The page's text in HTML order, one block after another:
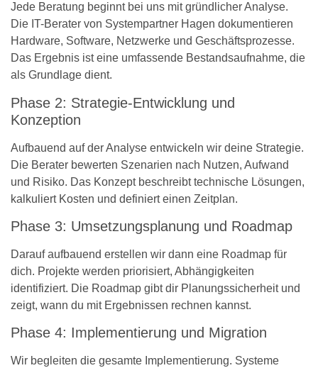
Jede Beratung beginnt bei uns mit gründlicher Analyse.
Die IT-Berater von Systempartner Hagen dokumentieren
Hardware, Software, Netzwerke und Geschäftsprozesse.
Das Ergebnis ist eine umfassende Bestandsaufnahme, die
als Grundlage dient.
Phase 2: Strategie-Entwicklung und
Konzeption
Aufbauend auf der Analyse entwickeln wir deine Strategie.
Die Berater bewerten Szenarien nach Nutzen, Aufwand
und Risiko. Das Konzept beschreibt technische Lösungen,
kalkuliert Kosten und definiert einen Zeitplan.
Phase 3: Umsetzungsplanung und Roadmap
Darauf aufbauend erstellen wir dann eine Roadmap für
dich. Projekte werden priorisiert, Abhängigkeiten
identifiziert. Die Roadmap gibt dir Planungssicherheit und
zeigt, wann du mit Ergebnissen rechnen kannst.
Phase 4: Implementierung und Migration
Wir begleiten die gesamte Implementierung. Systeme